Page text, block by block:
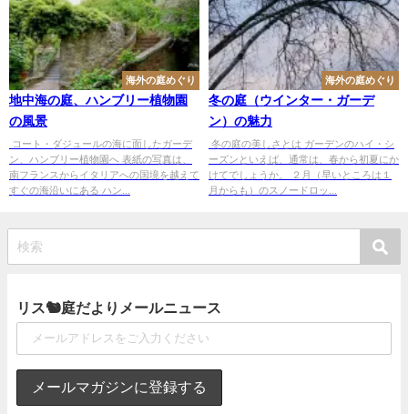
海外の庭めぐり
地中海の庭、ハンブリー植物園
の風景
コート・ダジュールの海に面したガーデ
ン、ハンブリー植物園へ 表紙の写真は、
南フランスからイタリアへの国境を越えて
すぐの海沿いにある ハン...
海外の庭めぐり
冬の庭（ウインター・ガーデ
ン）の魅力
冬の庭の美しさとは ガーデンのハイ・シ
ーズンといえば、通常は、春から初夏にか
けてでしょうか。 ２月（早いところは１
月からも）のスノードロッ...
リス🐿庭だよりメールニュース